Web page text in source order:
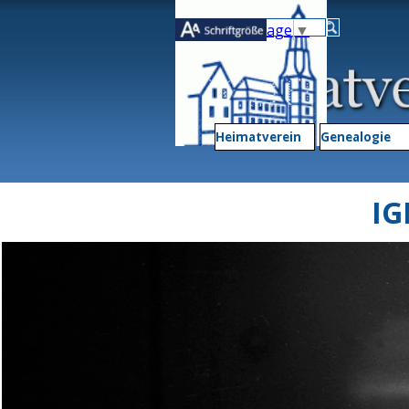
Select Language ▼
Heimatverein ▼Genealogie